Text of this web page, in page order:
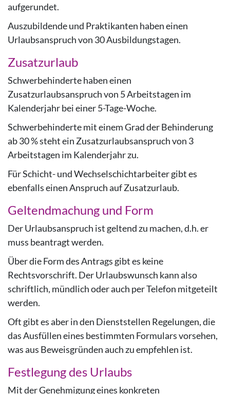
aufgerundet.
Auszubildende und Praktikanten haben einen
Urlaubsanspruch von 30 Ausbildungstagen.
Zusatzurlaub
Schwerbehinderte haben einen
Zusatzurlaubsanspruch von 5 Arbeitstagen im
Kalenderjahr bei einer 5-Tage-Woche.
Schwerbehindertemit einem Grad der Behinderung
ab 30 %steht ein Zusatzurlaubsanspruch von 3
Arbeitstagen im Kalenderjahr zu.
Für Schicht- und Wechselschichtarbeiter gibt es
ebenfalls einen Anspruch auf Zusatzurlaub.
Geltendmachung und Form
Der Urlaubsanspruch ist geltend zu machen, d.h. er
muss beantragt werden.
Über die Form des Antrags gibt es keine
Rechtsvorschrift. Der Urlaubswunsch kann also
schriftlich, mündlich oder auch per Telefon mitgeteilt
werden.
Oft gibt es aber in den Dienststellen Regelungen, die
das Ausfüllen eines bestimmten Formulars vorsehen,
was aus Beweisgründen auch zu empfehlen ist.
Festlegung des Urlaubs
Mit der Genehmigung eines konkreten